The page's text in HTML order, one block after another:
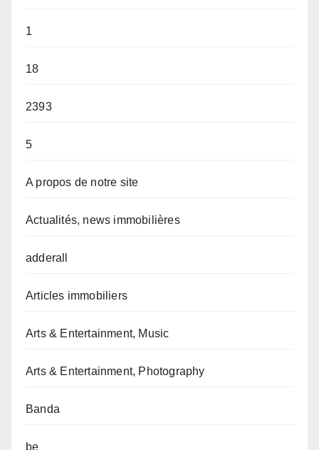
1
18
2393
5
A propos de notre site
Actualités, news immobilières
adderall
Articles immobiliers
Arts & Entertainment, Music
Arts & Entertainment, Photography
Banda
be